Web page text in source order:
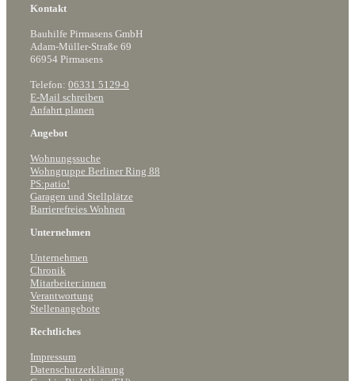
Kontakt
Bauhilfe Pirmasens GmbH
Adam-Müller-Straße 69
66954 Pirmasens
Telefon: 06331 5129-0
E-Mail schreiben
Anfahrt planen
Angebot
Wohnungssuche
Wohngruppe Berliner Ring 88
PS:patio!
Garagen und Stellplätze
Barrierefreies Wohnen
Unternehmen
Unternehmen
Chronik
Mitarbeiter:innen
Verantwortung
Stellenangebote
Rechtliches
Impressum
Datenschutzerklärung